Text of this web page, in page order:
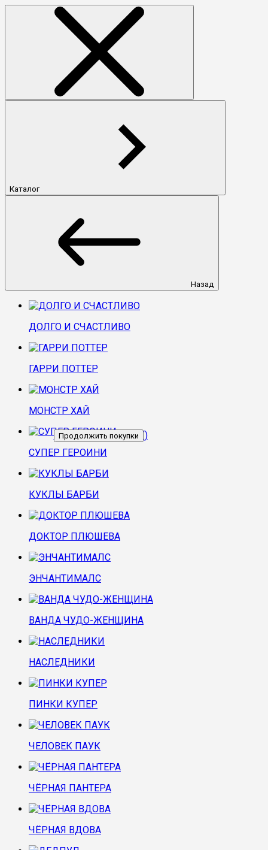
Каталог
Назад
ДОЛГО И СЧАСТЛИВО
ГАРРИ ПОТТЕР
МОНСТР ХАЙ
СУПЕР ГЕРОИНИ
КУКЛЫ БАРБИ
ДОКТОР ПЛЮШЕВА
ЭНЧАНТИМАЛС
ВАНДА ЧУДО-ЖЕНЩИНА
НАСЛЕДНИКИ
ПИНКИ КУПЕР
ЧЕЛОВЕК ПАУК
ЧЁРНАЯ ПАНТЕРА
ЧЁРНАЯ ВДОВА
Перейти в корзину ()
Продолжить покупки